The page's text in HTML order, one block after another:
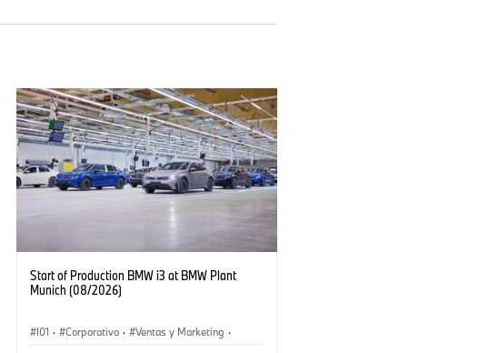
Start of Production BMW i3 at BMW Plant
Munich (08/2026)
I01 · Corporativo · Ventas y Marketing ·